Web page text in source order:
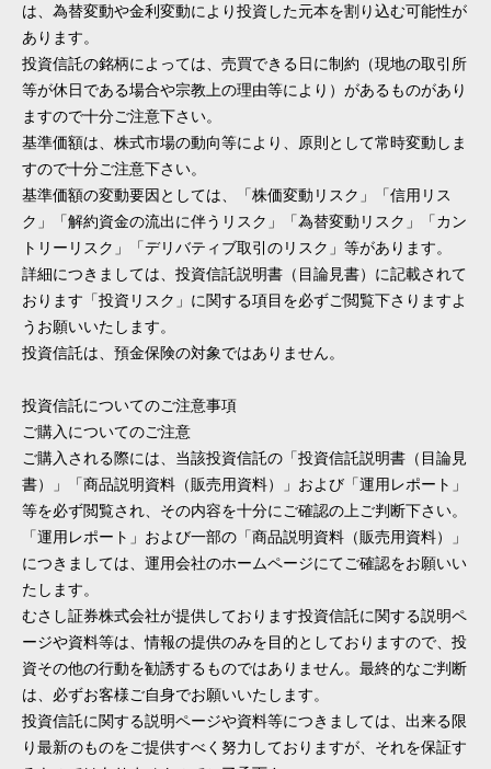
は、為替変動や金利変動により投資した元本を割り込む可能性が
あります。
投資信託の銘柄によっては、売買できる日に制約（現地の取引所
等が休日である場合や宗教上の理由等により）があるものがあり
ますので十分ご注意下さい。
基準価額は、株式市場の動向等により、原則として常時変動しま
すので十分ご注意下さい。
基準価額の変動要因としては、「株価変動リスク」「信用リス
ク」「解約資金の流出に伴うリスク」「為替変動リスク」「カン
トリーリスク」「デリバティブ取引のリスク」等があります。
詳細につきましては、投資信託説明書（目論見書）に記載されて
おります「投資リスク」に関する項目を必ずご閲覧下さりますよ
うお願いいたします。
投資信託は、預金保険の対象ではありません。
投資信託についてのご注意事項
ご購入についてのご注意
ご購入される際には、当該投資信託の「投資信託説明書（目論見
書）」「商品説明資料（販売用資料）」および「運用レポート」
等を必ず閲覧され、その内容を十分にご確認の上ご判断下さい。
「運用レポート」および一部の「商品説明資料（販売用資料）」
につきましては、運用会社のホームページにてご確認をお願いい
たします。
むさし証券株式会社が提供しております投資信託に関する説明ペ
ージや資料等は、情報の提供のみを目的としておりますので、投
資その他の行動を勧誘するものではありません。最終的なご判断
は、必ずお客様ご自身でお願いいたします。
投資信託に関する説明ページや資料等につきましては、出来る限
り最新のものをご提供すべく努力しておりますが、それを保証す